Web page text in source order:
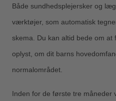
Både sundhedsplejersker og
værktøjer, som automatisk
skema. Du kan altid bede om at
oplyst, om dit barns
normalområdet.
Inden for de første tre måneder